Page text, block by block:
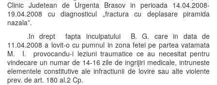
Clinic Judetean de Urgenta Brasov in perioada 14.04.2008-
19.04.2008 cu diagnosticul „fractura cu deplasare piramida
nazala”.
.In drept fapta inculpatului B. G. care in data de
11.04.2008 a lovit-o cu pumnul in zona fetei pe partea vatamata
M. I. provocandu-i leziuni traumatice ce au necesitat pentru
vindecare un numar de 14-16 zile de ingrijiri medicale, intruneste
elementele constitutive ale infractiunii de lovire sau alte violente
prev. de art. 180 al.2 Cp.